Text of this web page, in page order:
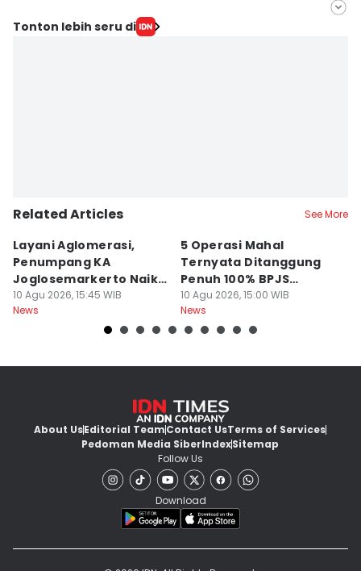
Editor
Tonton lebih seru di
Related Articles See More
Layani Aglomerasi,
Penumpang KA
Joglosemarkerto Naik
10,29 Persen
10 Agu 2026, 15:45 WIB
News
5 Operasi Mahal
Ternyata Ditanggung
Penuh 100% BPJS
Kesehatan, Termasuk
Pasang Ring Jantung
10 Agu 2026, 15:00 WIB
News
About UsEditorial TeamContact UsTerms of Services
Pedoman Media SiberIndexSitemap
Follow Us
Download